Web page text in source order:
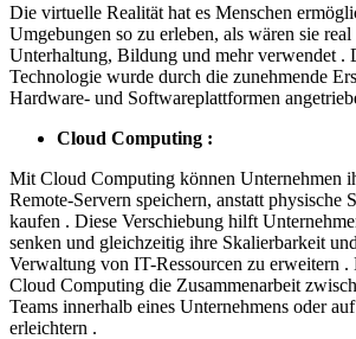
Die virtuelle Realität hat es Menschen
Umgebungen so zu erleben, als wären sie
Unterhaltung, Bildung und mehr verwendet .
Technologie wurde durch die zunehmende
Hardware- und Softwareplattformen
Cloud Computing :
Mit Cloud Computing können Unternehmen
Remote-Servern speichern, anstatt physische
kaufen . Diese Verschiebung hilft
senken und gleichzeitig ihre Skalierbarkeit
Verwaltung von IT-Ressourcen zu erweitern .
Cloud Computing die Zusammenarbeit
Teams innerhalb eines Unternehmens oder
erleichtern .